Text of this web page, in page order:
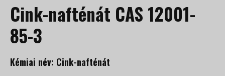
Cink-nafténát CAS 12001-
85-3
Kémiai név: Cink-nafténát